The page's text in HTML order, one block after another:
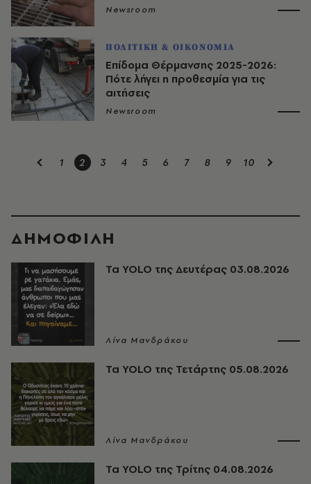
Newsroom
ΠΟΛΙΤΙΚΗ & ΟΙΚΟΝΟΜΙΑ
Επίδομα Θέρμανσης 2025-2026:
Πότε λήγει η προθεσμία για τις
αιτήσεις
Newsroom
1 2 3 4 5 6 7 8 9 10
ΔΗΜΟΦΙΛΗ
Τα YOLO της Δευτέρας 03.08.2026
Λίνα Μανδράκου
Τα YOLO της Τετάρτης 05.08.2026
Λίνα Μανδράκου
Τα YOLO της Τρίτης 04.08.2026